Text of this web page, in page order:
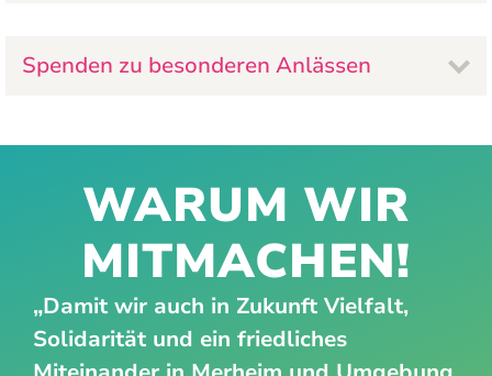
Spenden zu besonderen Anlässen
WARUM WIR
MITMACHEN!
„Damit wir auch in Zukunft Vielfalt,
Solidarität und ein friedliches